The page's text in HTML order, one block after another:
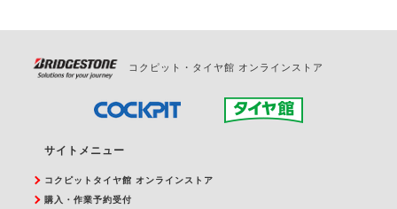
コクピット・タイヤ館 オンラインストア
サイトメニュー
コクピットタイヤ館 オンラインストア
購入・作業予約受付